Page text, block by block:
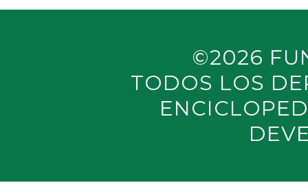
©2026
TODOS LOS